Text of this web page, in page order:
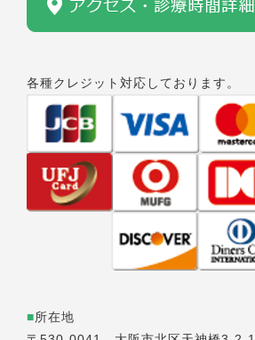
各種クレジット対応しております。
■所在地